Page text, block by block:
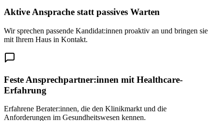
Aktive Ansprache statt passives Warten
Wir sprechen passende Kandidat:innen proaktiv an und bringen sie
mit Ihrem Haus in Kontakt.
Feste Ansprechpartner:innen mit Healthcare-
Erfahrung
Erfahrene Berater:innen, die den Klinikmarkt und die
Anforderungen im Gesundheitswesen kennen.